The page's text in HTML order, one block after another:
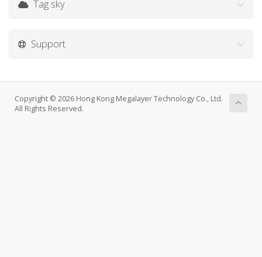
Tag sky
Support
Copyright © 2026 Hong Kong Megalayer Technology Co., Ltd.
All Rights Reserved.